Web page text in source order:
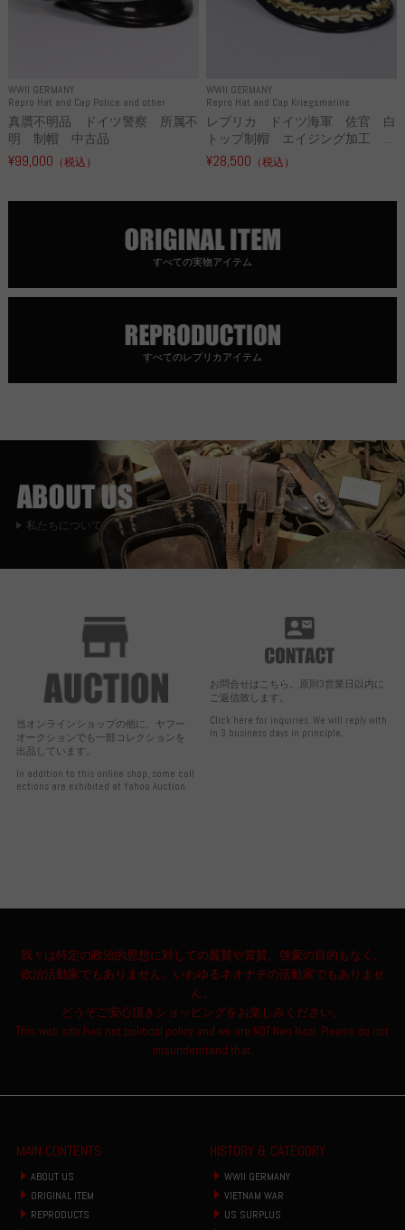
WWII GERMANY
Repro Hat and Cap Police and other
真贋不明品 ドイツ警察 所属不
明 制帽 中古品
¥99,000 （税込）
WWII GERMANY
Repro Hat and Cap Kriegsmarine
レプリカ ドイツ海軍 佐官 白
トップ制帽 エイジング加工 ...
¥28,500 （税込）
すべての実物アイテム
すべてのレプリカアイテム
私たちについて
当オンラインショップの他に、ヤフー
オークションでも一部コレクションを
出品しています。
In addition to this online shop, some coll
ections are exhibited at Yahoo Auction.
お問合せはこちら。原則3営業日以内に
ご返信致します。
Click here for inquiries. We will reply with
in 3 business days in principle.
我々は特定の政治的思想に対しての翼賛や賞賛、啓蒙の目的もなく、
政治活動家でもありません。いわゆるネオナチの活動家でもありませ
ん。
どうぞご安心頂きショッピングをお楽しみください。
This web site has not political policy and we are NOT Neo Nazi. Please do not
misunderstand that.
MAIN CONTENTS
ABOUT US
ORIGINAL ITEM
REPRODUCTS
HISTORY & CATEGORY
WWII GERMANY
VIETNAM WAR
US SURPLUS